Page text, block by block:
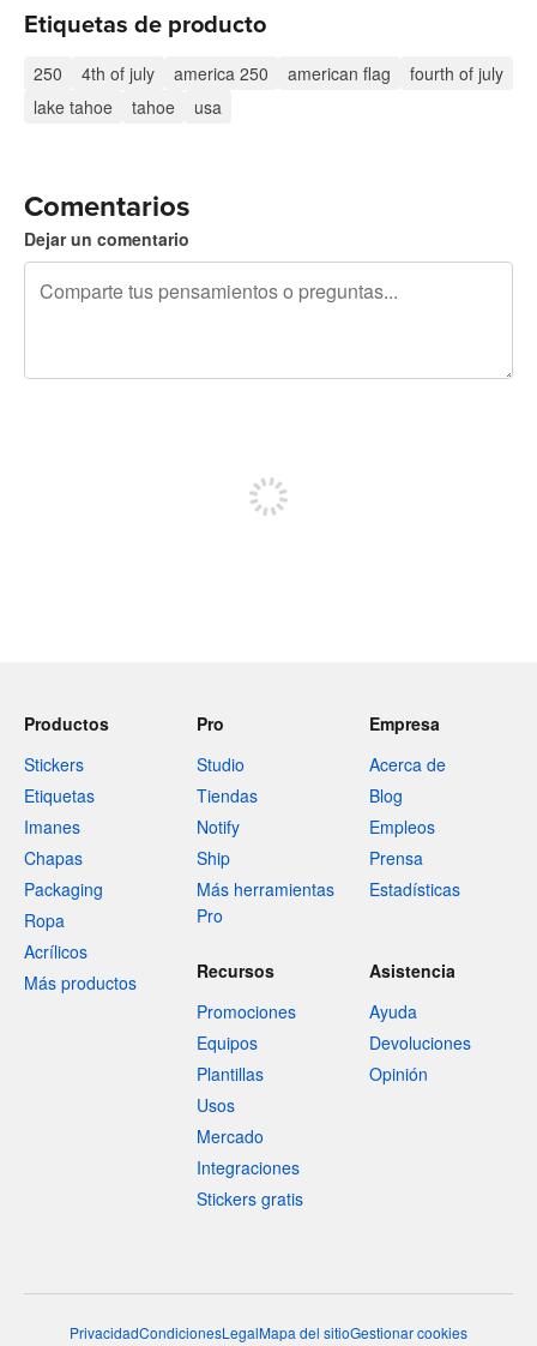
Etiquetas de producto
250 4th of july america 250 american flag
fourth of july
lake tahoe
tahoe usa
Comentarios
Dejar un comentario
Productos
Stickers
Etiquetas
Imanes
Chapas
Packaging
Ropa
Acrílicos
Más productos
Pro
Studio
Tiendas
Notify
Ship
Más herramientas
Pro
Empresa
Acerca de
Blog
Empleos
Prensa
Estadísticas
Recursos
Promociones
Equipos
Plantillas
Usos
Mercado
Integraciones
Stickers gratis
Asistencia
Ayuda
Devoluciones
Opinión
PrivacidadCondicionesLegalMapa del sitioGestionar cookies